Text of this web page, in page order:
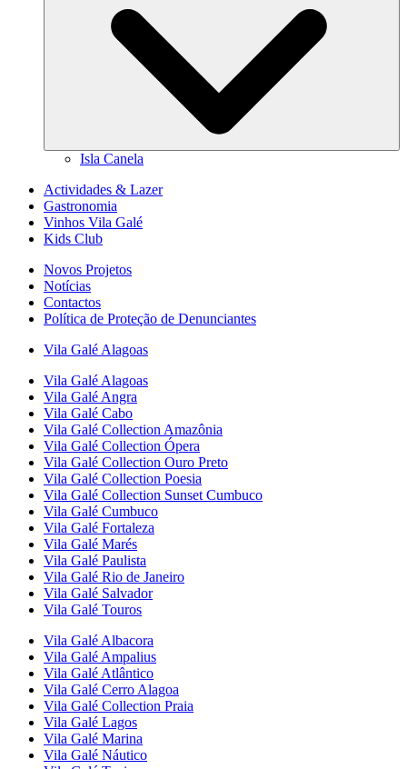
Isla Canela
Actividades & Lazer
Gastronomia
Vinhos Vila Galé
Kids Club
Novos Projetos
Notícias
Contactos
Política de Proteção de Denunciantes
Vila Galé Alagoas
Vila Galé Alagoas
Vila Galé Angra
Vila Galé Cabo
Vila Galé Collection Amazônia
Vila Galé Collection Ópera
Vila Galé Collection Ouro Preto
Vila Galé Collection Poesia
Vila Galé Collection Sunset Cumbuco
Vila Galé Cumbuco
Vila Galé Fortaleza
Vila Galé Marés
Vila Galé Paulista
Vila Galé Rio de Janeiro
Vila Galé Salvador
Vila Galé Touros
Vila Galé Albacora
Vila Galé Ampalius
Vila Galé Atlântico
Vila Galé Cerro Alagoa
Vila Galé Collection Praia
Vila Galé Lagos
Vila Galé Marina
Vila Galé Náutico